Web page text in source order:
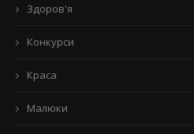
Здоров'я
Конкурси
Краса
Малюки